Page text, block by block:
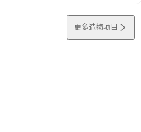
更多造物项目